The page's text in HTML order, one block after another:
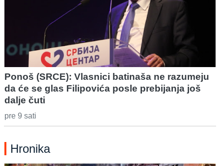
Ponoš (SRCE): Vlasnici batinaša ne razumeju
da će se glas Filipovića posle prebijanja još
dalje čuti
pre 9 sati
Hronika